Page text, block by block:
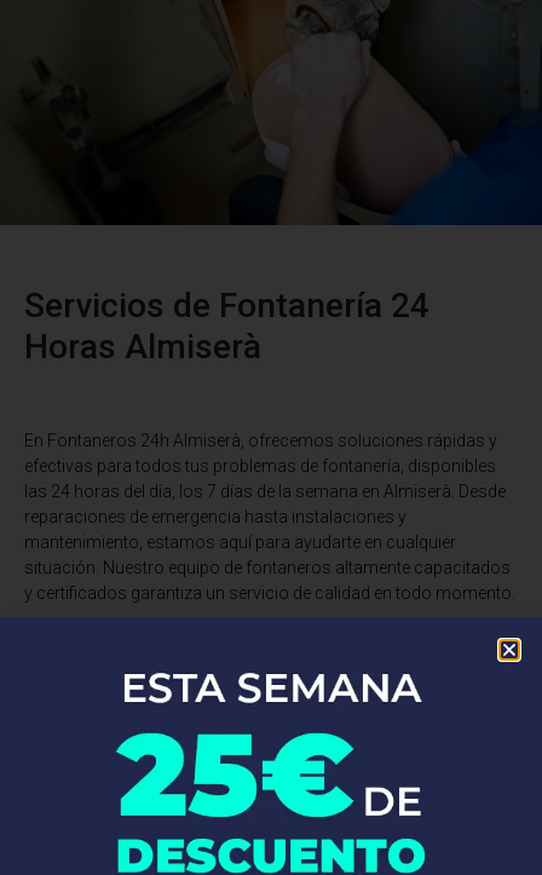
Servicios de Fontanería 24
Horas Almiserà
En Fontaneros 24h Almiserà , ofrecemos soluciones rápidas y
efectivas para todos tus problemas de fontanería, disponibles
las 24 horas del día, los 7 días de la semana en Almiserà. Desde
reparaciones de emergencia hasta instalaciones y
mantenimiento, estamos aquí para ayudarte en cualquier
situación. Nuestro equipo de fontaneros altamente capacitados
y certificados garantiza un servicio de calidad en todo momento.
¿Tienes una fuga de agua, un desagüe obstruido o necesitas una
instalación de fontanería? No busques más. Somos expertos en
reparaciones de tuberías, desatascos, instalaciones de grifería,
alta calidad y las técnicas más avanzadas para asegurarnos de
que tu sistema de fontanería funcione perfectamente.
Llámanos ahora y descubre por qué tantos
de fontanería de manera rápida, eficiente y a precios